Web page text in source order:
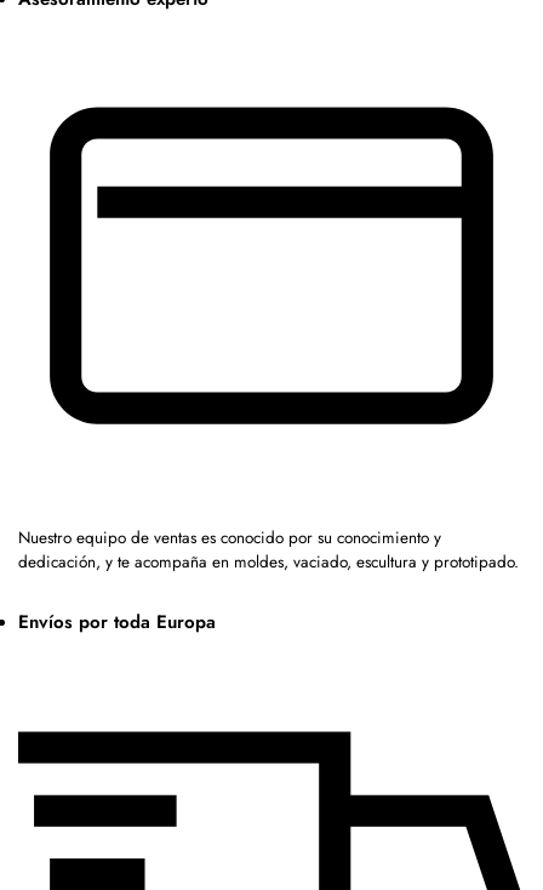
Nuestro equipo de ventas es conocido por su conocimiento y
dedicación, y te acompaña en moldes, vaciado, escultura y prototipado.
Envíos por toda Europa